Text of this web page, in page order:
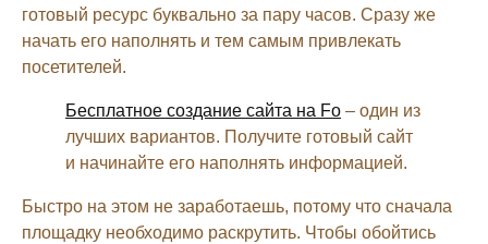
готовый ресурс буквально за пару часов. Сразу же
начать его наполнять и тем самым привлекать
посетителей.
Бесплатное создание сайта на Fo – один из
лучших вариантов. Получите готовый сайт
и начинайте его наполнять информацией.
Быстро на этом не заработаешь, потому что сначала
площадку необходимо раскрутить. Чтобы обойтись